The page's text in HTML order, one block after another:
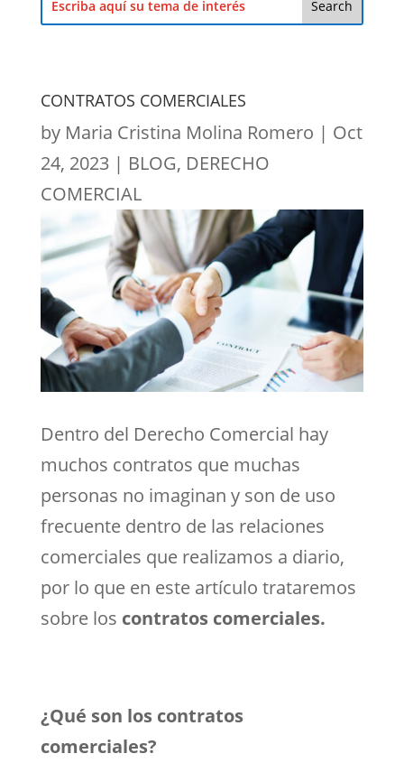
CONTRATOS COMERCIALES
by Maria Cristina Molina Romero | Oct
24, 2023| BLOG, DERECHO
COMERCIAL
Dentro del Derecho Comercial hay
muchos contratos que muchas
personas no imaginan y son de uso
frecuente dentro de las relaciones
comerciales que realizamos a diario,
por lo que en este artículo trataremos
sobre los contratos comerciales.
¿Qué son los contratos
comerciales?